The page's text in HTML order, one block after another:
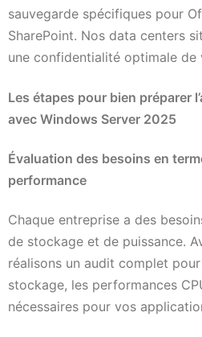
sauvegarde spécifiques pour
SharePoint. Nos data centers
une confidentialité optimale de
Les étapes pour bien préparer
avec Windows Server 2025
Évaluation des besoins en
performance
Chaque entreprise a des
de stockage et de puissance.
réalisons un audit complet
stockage, les performances
nécessaires pour vos